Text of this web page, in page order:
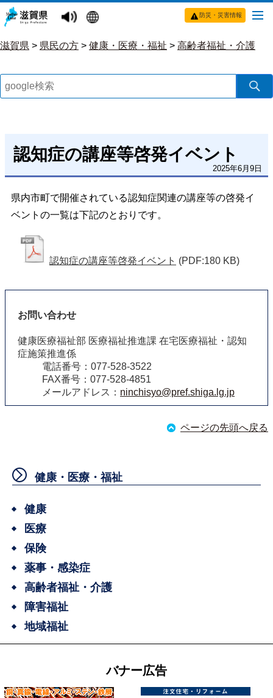
防災・災害情報
滋賀県 > 県民の方 > 健康・医療・福祉 > 高齢者福祉・介護
認知症の講座等啓発イベント
2025年6月9日
県内市町で開催されている認知症関連の講座等の啓発イ
ベントの一覧は下記のとおりです。
認知症の講座等啓発イベント (PDF:180 KB)
お問い合わせ
健康医療福祉部 医療福祉推進課 在宅医療福祉・認知
症施策推進係
電話番号：077-528-3522
FAX番号：077-528-4851
メールアドレス： ninchisyo@pref.shiga.lg.jp
ページの先頭へ戻る
健康・医療・福祉
健康
医療
保険
薬事・感染症
高齢者福祉・介護
障害福祉
地域福祉
バナー広告